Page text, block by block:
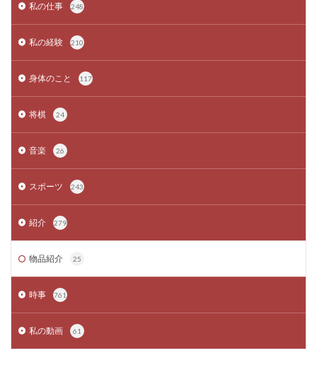
私の仕事 248
私の経験 210
身体のこと 117
将棋 24
音楽 26
スポーツ 243
紹介 279
物品紹介 25
時事 761
私の動画 61